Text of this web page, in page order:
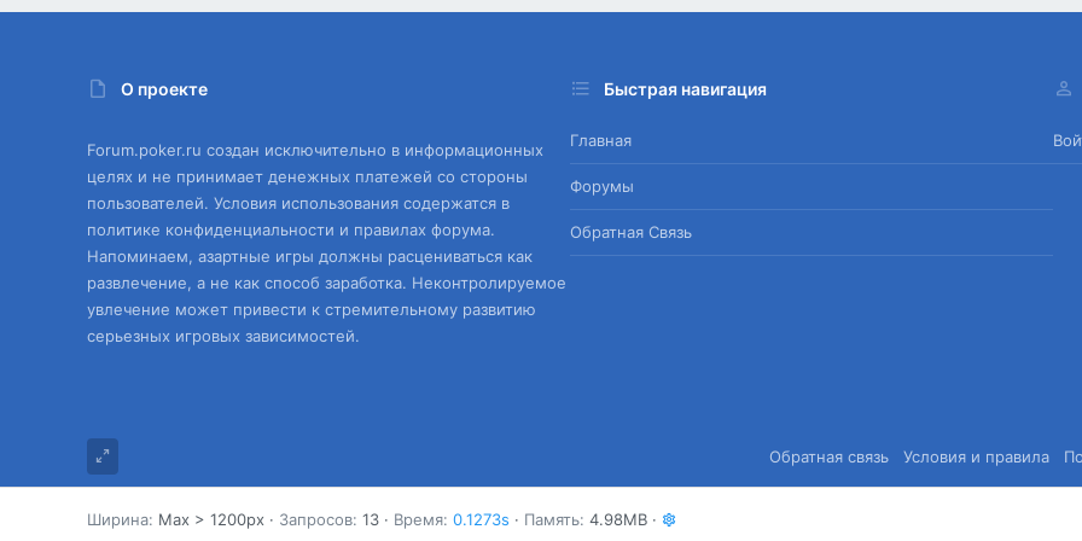
О проекте
Forum.poker.ru создан исключительно в информационных
целях и не принимает денежных платежей со стороны
пользователей. Условия использования содержатся в
политике конфиденциальности и правилах форума.
Напоминаем, азартные игры должны расцениваться как
развлечение, а не как способ заработка. Неконтролируемое
увлечение может привести к стремительному развитию
серьезных игровых зависимостей.
Быстрая навигация
Главная
Форумы
Обратная Связь
Обратная связь Условия и правила
Ширина Запросов 13 Время 0.1273s Память 4.98MB